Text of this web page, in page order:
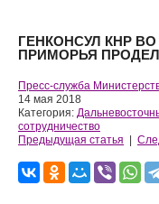
ГЕНКОНСУЛ КНР
ПРИМОРЬЯ
Пресс-служба
14 мая 2018
Категория:
сотрудничество
Предыдущая статья